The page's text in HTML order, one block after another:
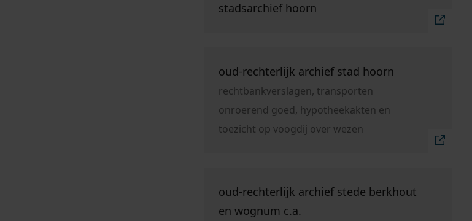
stadsarchief hoorn
oud-rechterlijk archief stad hoorn
rechtbankverslagen, transporten
onroerend goed, hypotheekakten en
toezicht op voogdij over wezen
oud-rechterlijk archief stede berkhout
en wognum c.a.